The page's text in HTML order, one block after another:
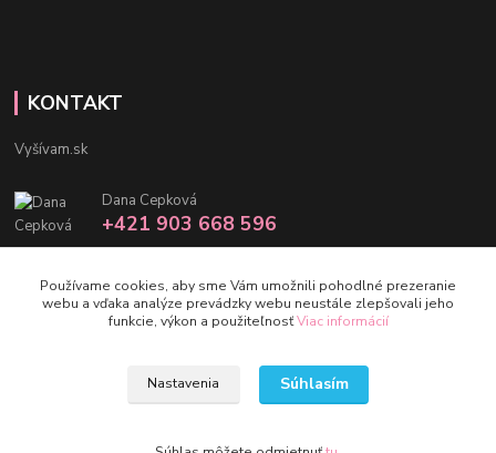
KONTAKT
Vyšívam.sk
Dana Cepková
+421 903 668 596
Vytvorené na
Eshop-rychlo.sk
Používame cookies, aby sme Vám umožnili pohodlné prezeranie
webu a vďaka analýze prevádzky webu neustále zlepšovali jeho
funkcie, výkon a použiteľnosťViac informácií
Nastavenia Súhlasím